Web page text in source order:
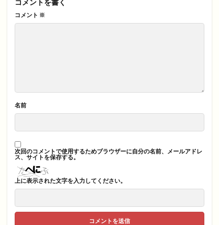
コメントを書く
コメント ※
名前
次回のコメントで使用するためブラウザーに自分の名前、メールアドレ
ス、サイトを保存する。
上に表示された文字を入力してください。